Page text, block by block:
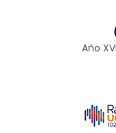
Año